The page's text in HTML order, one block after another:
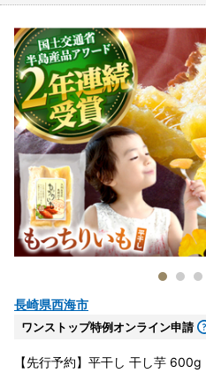
長崎県西海市
ワンストップ特例オンライン申請
【先行予約】平干し 干し芋